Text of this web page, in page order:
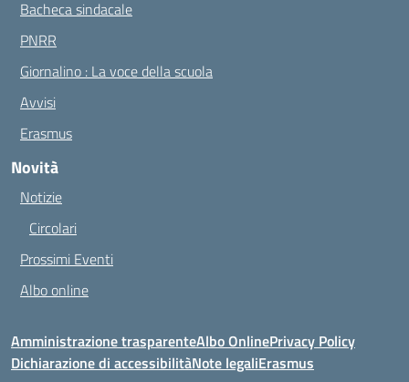
Bacheca sindacale
PNRR
Giornalino : La voce della scuola
Avvisi
Erasmus
Novità
Notizie
Circolari
Prossimi Eventi
Albo online
Amministrazione trasparenteAlbo OnlinePrivacy Policy
Dichiarazione di accessibilitàNote legaliErasmus